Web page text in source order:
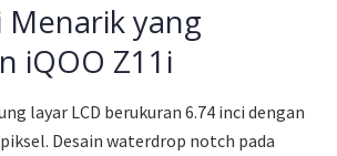
Menarik yang
iQOO Z11i
layar LCD berukuran 6.74 inci dengan
Desain waterdrop notch pada